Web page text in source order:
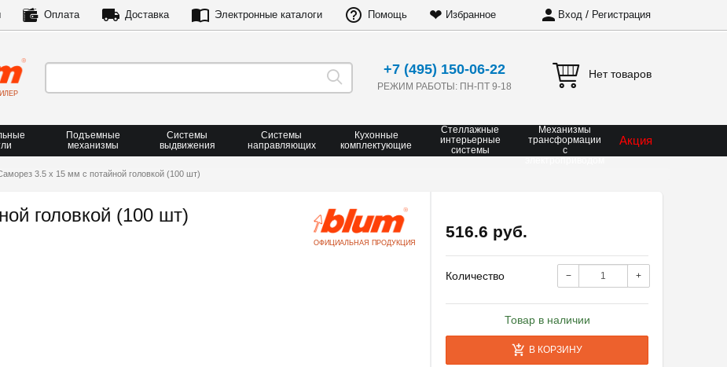
Оплата Доставка Электронные каталоги Помощь ❤ Избранное Вход / Регистрация
+7 (495) 150-06-22
РЕЖИМ РАБОТЫ: ПН-ПТ 9-18
Нет товаров
Подъемные
механизмы
Системы
выдвижения
Системы
направляющих
Кухонные
комплектующие
Стеллажные
интерьерные
системы
Механизмы
трансформации
с
Акция
3.5 х 15 мм с потайной головкой (100 шт)
головкой (100 шт)
ОФИЦИАЛЬНАЯ ПРОДУКЦИЯ
516.6 руб.
Количество − +
Товар в наличии
В КОРЗИНУ